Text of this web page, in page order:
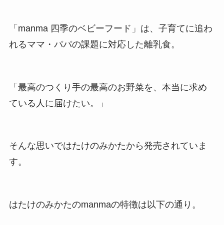
「manma 四季のベビーフード」は、子育てに追わ
れるママ・パパの課題に対応した離乳食。
「最高のつくり手の最高のお野菜を、本当に求め
ている人に届けたい。」
そんな思いではたけのみかたから発売されていま
す。
はたけのみかたのmanmaの特徴は以下の通り。